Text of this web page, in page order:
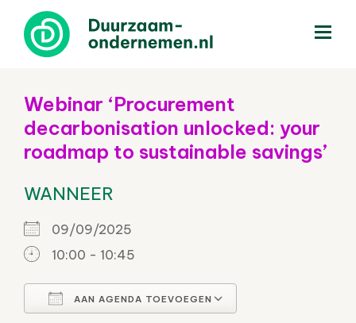
Webinar ‘Procurement
decarbonisation unlocked: your
roadmap to sustainable savings’
WANNEER
09/09/2025
10:00 - 10:45
AAN AGENDA TOEVOEGEN